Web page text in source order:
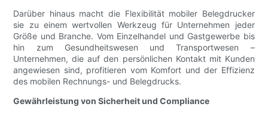
Darüber hinaus macht die Flexibilität mobiler Belegdrucker
sie zu einem wertvollen Werkzeug für Unternehmen jeder
Größe und Branche. Vom Einzelhandel und Gastgewerbe bis
hin zum Gesundheitswesen und Transportwesen –
Unternehmen, die auf den persönlichen Kontakt mit Kunden
angewiesen sind, profitieren vom Komfort und der Effizienz
des mobilen Rechnungs- und Belegdrucks.
Gewährleistung von Sicherheit und Compliance